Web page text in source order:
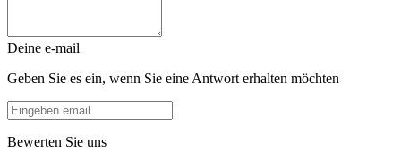
Deine e-mail
Geben Sie es ein, wenn Sie eine Antwort erhalten möchten
Bewerten Sie uns